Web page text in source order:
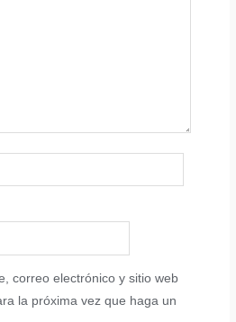
correo electrónico y sitio web
la próxima vez que haga un